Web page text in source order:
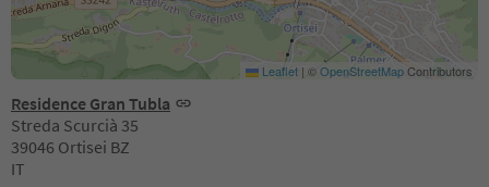
Residence Gran Tubla
Streda Scurcià 35
39046 Ortisei BZ
IT
Leaflet | ©OpenStreetMapContributors